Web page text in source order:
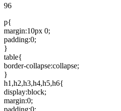
96
p{
margin:10px 0;
padding:0;
}
table{
border-collapse:collapse;
}
h1,h2,h3,h4,h5,h6{
display:block;
margin:0;
padding:0;